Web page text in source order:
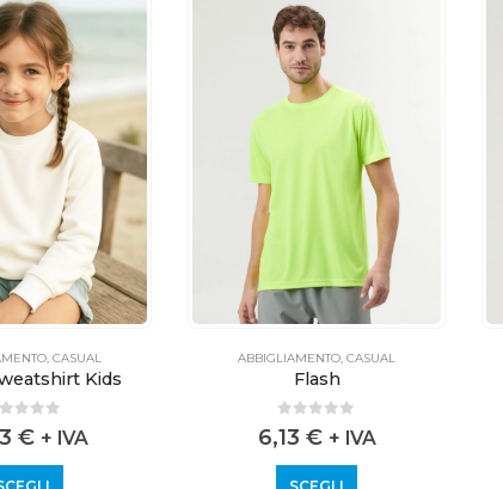
, CASUAL
Kids
of 5
€ + IVA
ABBIGLIAMENTO,CASUAL
Flash
0out of 5
6,13 € + IVA